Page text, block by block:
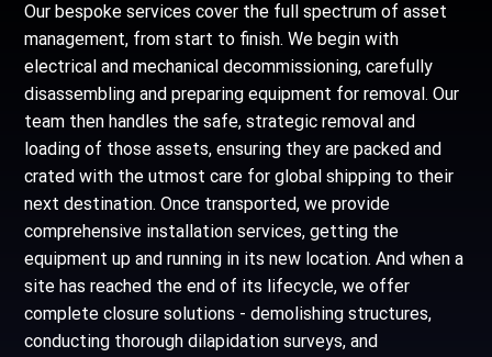
Our bespoke services cover the full spectrum of asset
management, from start to finish. We begin with
electrical and mechanical decommissioning, carefully
disassembling and preparing equipment for removal. Our
team then handles the safe, strategic removal and
loading of those assets, ensuring they are packed and
crated with the utmost care for global shipping to their
next destination. Once transported, we provide
comprehensive installation services, getting the
equipment up and running in its new location. And when a
site has reached the end of its lifecycle, we offer
complete closure solutions - demolishing structures,
conducting thorough dilapidation surveys, and